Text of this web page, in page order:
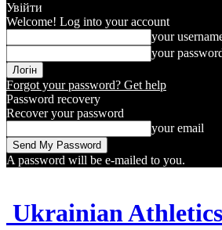
Увійти
Welcome! Log into your account
your
your
Forgot your password? Get help
Password recovery
Recover your password
your email
A password will be e-mailed to you.
Ukrainian Athletics